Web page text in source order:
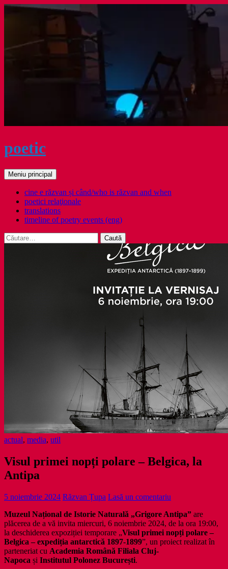
Sari
poetic
Caută
Meniu principal
cine e răzvan și când/who is răzvan and when
poetici relaţionale
translations
timeline of poetry events (eng)
Caută
după:
actual, media, util
Visul primei nopți polare – Belgica, la
Antipa
5 noiembrie 2024 Răzvan Țupa Lasă un comentariu
Muzeul Național de Istorie Naturală „Grigore Antipa” are
plăcerea de a vă invita miercuri, 6 noiembrie 2024, de la ora 19:00,
la deschiderea expoziției temporare „Visul primei nopți polare –
Belgica – expediția antarctică 1897-1899”, un proiect realizat în
parteneriat cu Academia Română Filiala Cluj-
Napoca și Institutul Polonez București.